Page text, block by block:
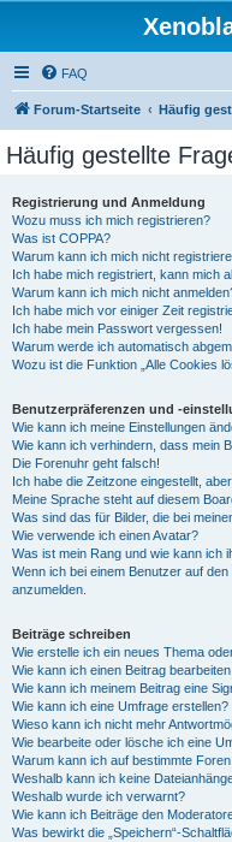
FAQ
Forum-Startseite Häufig
Häufig gestellte
Registrierung und Anmeldung
Wozu muss ich mich registrieren?
Was ist COPPA?
Warum kann ich mich nicht
Ich habe mich registriert, kann mich
Warum kann ich mich nicht
Ich habe mich vor einiger Zeit
Ich habe mein Passwort vergessen!
Warum werde ich automatisch
Wozu ist die Funktion „Alle Cookies
Benutzerpräferenzen und -
Wie kann ich meine Einstellungen
Wie kann ich verhindern, dass mein
Die Forenuhr geht falsch!
Ich habe die Zeitzone eingestellt,
Meine Sprache steht auf diesem
Was sind das für Bilder, die bei
Wie verwende ich einen Avatar?
Was ist mein Rang und wie kann ich
Wenn ich bei einem Benutzer auf
anzumelden.
Beiträge schreiben
Wie erstelle ich ein neues Thema
Wie kann ich einen Beitrag
Wie kann ich meinem Beitrag eine
Wie kann ich eine Umfrage erstellen?
Wieso kann ich nicht mehr
Wie bearbeite oder lösche ich eine
Warum kann ich auf bestimmte
Weshalb kann ich keine
Weshalb wurde ich verwarnt?
Wie kann ich Beiträge den
Was bewirkt die „Speichern“-